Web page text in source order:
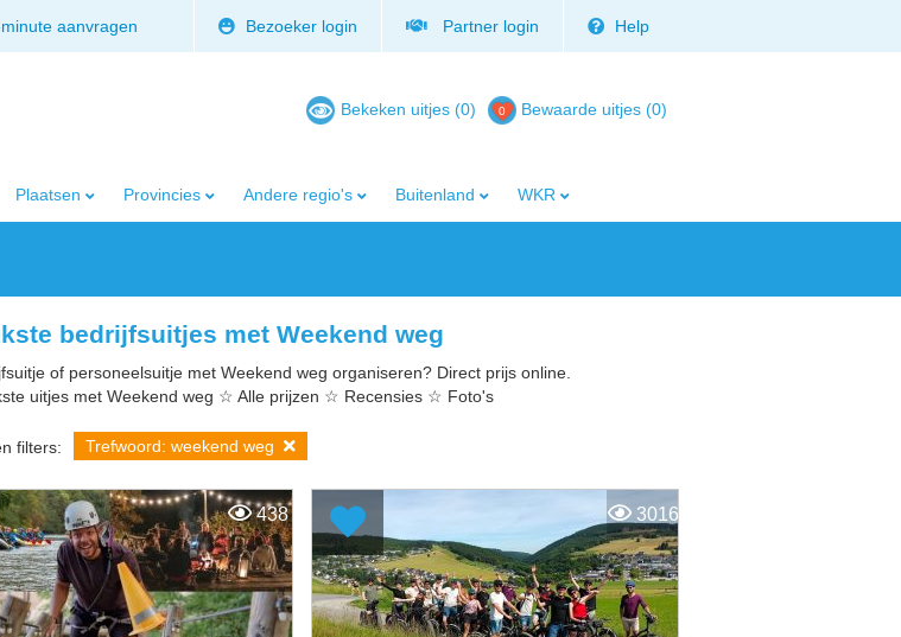
aanvragen Bezoeker login Partner login Help
Bekeken uitjes (0) Bewaarde uitjes (0)
Plaatsen Provincies Andere regio's Buitenland WKR
bedrijfsuitjes met Weekend weg
of personeelsuitje met Weekend weg organiseren? Direct prijs online.
uitjes met Weekend weg ☆ Alle prijzen ☆ Recensies ☆ Foto's
filters: Trefwoord: weekend weg
438 3016